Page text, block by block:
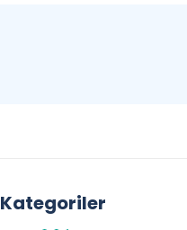
Kategoriler